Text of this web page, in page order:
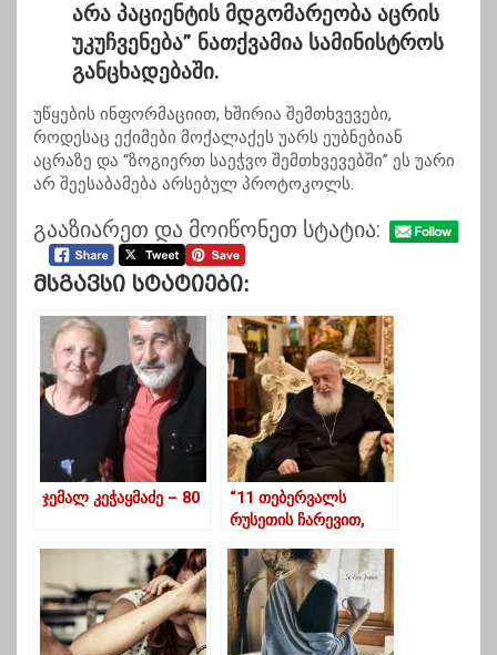
არა პაციენტის მდგომარეობა აცრის
უკუჩვენება” ნათქვამია სამინისტროს
განცხადებაში.
უწყების ინფორმაციით, ხშირია შემთხვევები,
როდესაც ექიმები მოქალაქეს უარს ეუბნებიან
აცრაზე და “ზოგიერთ საეჭვო შემთხვევებში” ეს უარი
არ შეესაბამება არსებულ პროტოკოლს.
გააზიარეთ და მოიწონეთ სტატია:
Მსგავსი Სტატიები:
ჯემალ კეჭაყმაძე – 80
“11 თებერვალს
რუსეთის ჩარევით,
გადაყენება იგეგმება”
– რელიგიურ
ექსპერტთა ასოციაცია